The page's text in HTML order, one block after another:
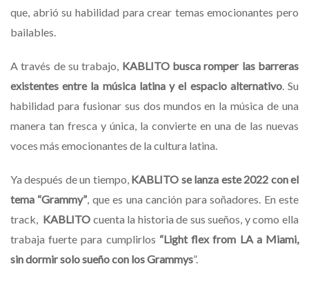
que, abrió su habilidad para crear temas emocionantes pero
bailables.
A través de su trabajo, KABLITO busca romper las barreras
existentes entre la música latina y el espacio alternativo. Su
habilidad para fusionar sus dos mundos en la música de una
manera tan fresca y única, la convierte en una de las nuevas
voces más emocionantes de la cultura latina.
Ya después de un tiempo, KABLITO se lanza este 2022 con el
tema “Grammy”, que es una canción para soñadores. En este
track, KABLITO cuenta la historia de sus sueños, y como ella
trabaja fuerte para cumplirlos “Light flex from LA a Miami,
sin dormir solo sueño con los Grammys”.